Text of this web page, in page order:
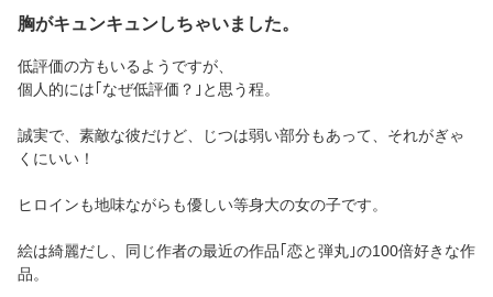
胸がキュンキュンしちゃいました。
低評価の方もいるようですが、
個人的には｢なぜ低評価？｣と思う程。
誠実で、素敵な彼だけど、じつは弱い部分もあって、それがぎゃ
くにいい！
ヒロインも地味ながらも優しい等身大の女の子です。
絵は綺麗だし、同じ作者の最近の作品｢恋と弾丸｣の100倍好きな作
品。